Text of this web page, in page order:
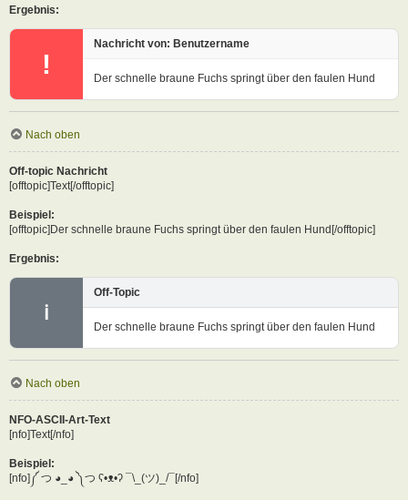
Ergebnis:
!
Nachricht von: Benutzername
Der schnelle braune Fuchs springt über den faulen Hund
Nach oben
Off-topic Nachricht
[offtopic]Text[/offtopic]
Beispiel:
[offtopic]Der schnelle braune Fuchs springt über den faulen Hund[/offtopic]
Ergebnis:
ℹ
Off-Topic
Der schnelle braune Fuchs springt über den faulen Hund
Nach oben
NFO-ASCII-Art-Text
[nfo]Text[/nfo]
Beispiel:
[nfo]༼ つ ◕_◕ ༽つ ʕ•ᴥ•ʔ ¯\_(ツ)_/¯[/nfo]